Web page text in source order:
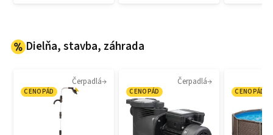
Dielňa, stavba, záhrada
Čerpadlá
CENOPÁD
Čerpadlá
CENOPÁD CENOPÁD